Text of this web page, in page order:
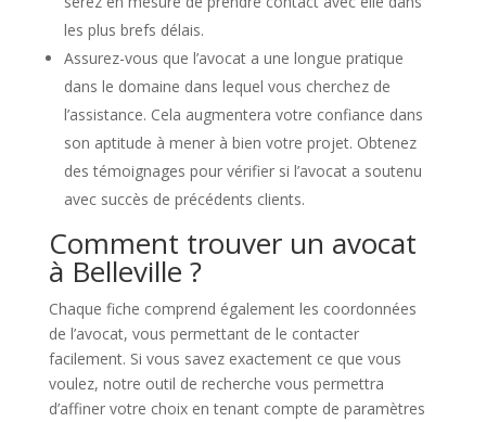
les plus brefs délais.
Assurez-vous que l’avocat a une longue pratique
dans le domaine dans lequel vous cherchez de
l’assistance. Cela augmentera votre confiance dans
son aptitude à mener à bien votre projet. Obtenez
des témoignages pour vérifier si l’avocat a soutenu
avec succès de précédents clients.
Comment trouver un avocat
à Belleville ?
Chaque fiche comprend également les coordonnées
de l’avocat, vous permettant de le contacter
facilement. Si vous savez exactement ce que vous
voulez, notre outil de recherche vous permettra
d’affiner votre choix en tenant compte de paramètres